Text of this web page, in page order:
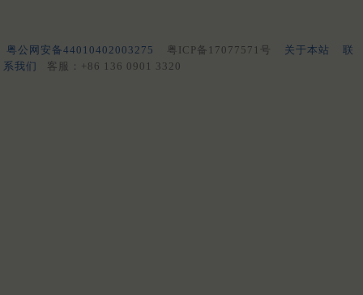
粤公网安备44010402003275 粤ICP备17077571号 关于本站
联
系我们
客服：+86 136 0901 3320